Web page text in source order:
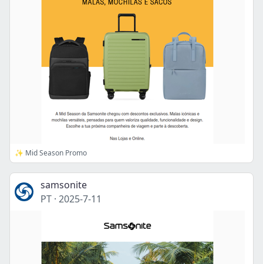
✨ Mid Season Promo
samsonite
PT · 2025-7-11